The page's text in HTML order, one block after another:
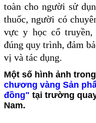
toàn cho người sử
thuốc, người có
vực y học cổ truyền,
đúng quy trình, đảm
vị và tác dụng.
Một số hình ảnh
chương vàng Sản
đồng" tại trường
Nam.